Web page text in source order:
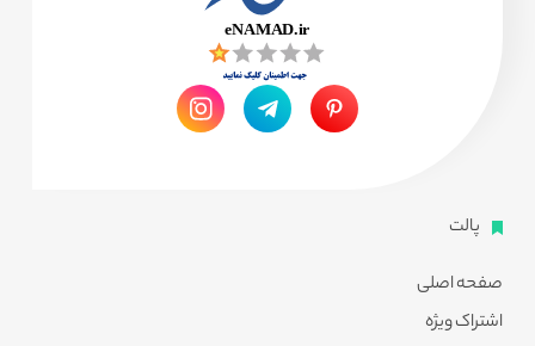
پالت
صفحه اصلی
اشتراک ویژه